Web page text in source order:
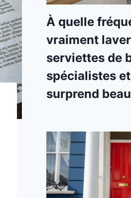
À quelle
vraiment
serviettes de
spécialistes
surprend